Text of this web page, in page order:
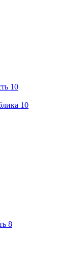
10
10
8